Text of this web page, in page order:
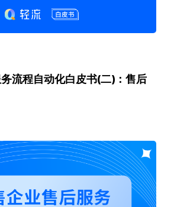
流程自动化白皮书(二)：售后